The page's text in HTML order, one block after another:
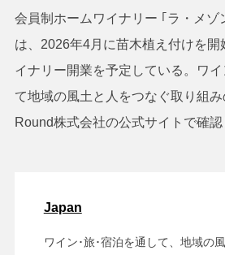
会員制ホームワイナリー ｢ラ・メゾ
は、2026年4月に苗木植え付けを開
イナリー開業を予定している。ワ
て地域の風土と人をつなぐ取り組
Round株式会社の公式サイトで確認
Japan
ワイン･旅･宿泊を通して、地域の